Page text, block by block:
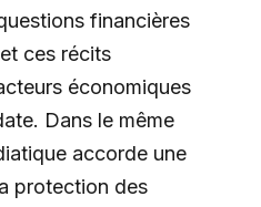
financières
ces récits
économiques
Dans le même
accorde une
protection des